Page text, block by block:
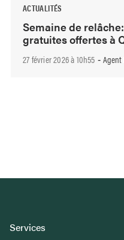
ACTUALITÉS
Semaine de
gratuites offertes à
27 février 2026 à 10h55 - Agent
Services